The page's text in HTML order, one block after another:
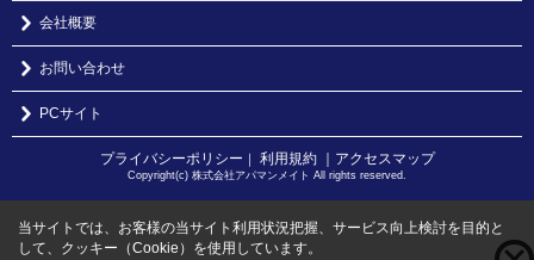
会社概要
お問い合わせ
PCサイト
プライバシーポリシー 利用規約 ｜アクセスマップ
Copyright(c) 株式会社アパマンメイト All rights reserved.
当サイトでは、お客様の当サイト利用状況把握、サービス向上検討を目的と
して、クッキー（Cookie）を使用しています。